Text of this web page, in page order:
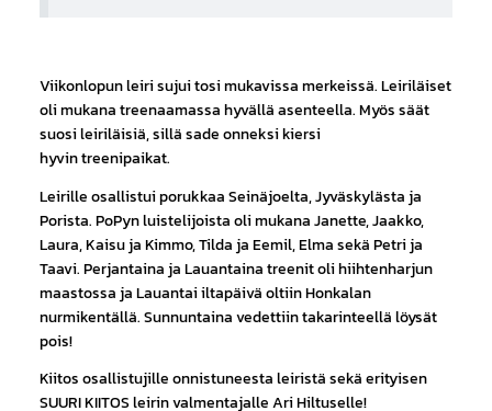
Viikonlopun leiri sujui tosi mukavissa merkeissä. Leiriläiset
oli mukana treenaamassa hyvällä asenteella. Myös säät
suosi leiriläisiä, sillä sade onneksi kiersi
hyvin treenipaikat.
Leirille osallistui porukkaa Seinäjoelta, Jyväskylästa ja
Porista. PoPyn luistelijoista oli mukana Janette, Jaakko,
Laura, Kaisu ja Kimmo, Tilda ja Eemil, Elma sekä Petri ja
Taavi. Perjantaina ja Lauantaina treenit oli hiihtenharjun
maastossa ja Lauantai iltapäivä oltiin Honkalan
nurmikentällä. Sunnuntaina vedettiin takarinteellä löysät
pois!
Kiitos osallistujille onnistuneesta leiristä sekä erityisen
SUURI KIITOS leirin valmentajalle Ari Hiltuselle!